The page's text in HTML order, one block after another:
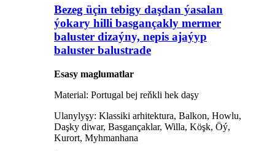
Bezeg üçin tebigy daşdan ýasalan
ýokary hilli basgançakly mermer
baluster dizaýny, nepis ajaýyp
baluster balustrade
Esasy maglumatlar
Material: Portugal bej reňkli hek daşy
Ulanylyşy: Klassiki arhitektura, Balkon, Howlu,
Daşky diwar, Basgançaklar, Willa, Köşk, Öý,
Kurort, Myhmanhana